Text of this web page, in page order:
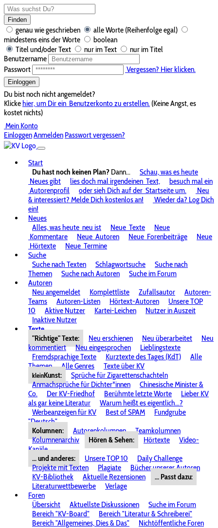
Finden
genau wie geschrieben
alle Worte (Reihenfolge egal)
mindestens eins der Worte
boolean
Titel und/oder Text
nur im Text
nur im Titel
Benutzername
Passwort
Vergessen? Hier klicken.
Einloggen
Du bist noch nicht angemeldet?
Klickehier, um Dir ein Benutzerkonto zu erstellen. (Keine Angst, es
kostet nichts)
Mein Konto
EinloggenAnmelden Passwort vergessen?
Start
Du hast noch keinen Plan? Dann...
Schau, was es heute
Neues gibt
lies doch mal irgendeinen Text,
besuch mal ein
Autorenprofil
oder sieh Dich auf der Startseite um.
Neu
& interessiert? Melde Dich kostenlos an!
Wieder da? Log Dich
ein!
Neues
Alles, was heute neu ist Neue Texte
Neue
Kommentare
Neue Autoren Neue Forenbeiträge
Neue
Hörtexte
Neue Termine
Suche
Suche nach Texten
Schlagwortsuche
Suche nach
Themen
Suche nach Autoren
Suche im Forum
Autoren
Neu angemeldet
Komplettliste Zufallsautor
Autoren-
Teams
Autoren-Listen Hörtext-Autoren
Unsere TOP
10
Aktive Nutzer Kartei-Leichen
Nutzer in Auszeit
Inaktive Nutzer
Texte
"Richtige" Texte:
Neu erschienen Neu überarbeitet
Neu
kommentiert
Neu eingesprochen
Lieblingstexte
Fremdsprachige Texte
Kurztexte des Tages (KdT)
Alle
Themen
Alle Genres Texte über KV
kleinKunst:
Sprüche für Zigarettenschachteln
Anmachsprüche für Dichter*innen
Chinesische Minister &
Co.
Der KV-Friedhof Berühmte letzte Worte
Lieber KV
als gar keine Literatur
Warum heißt es eigentlich...?
Werbeanzeigen für KV
Best of SPAM
Fundgrube
"Deutsch"
Kolumnen:
Autorenkolumnen
Teamkolumnen
Kolumnenarchiv
Hören & Sehen: Hörtexte
Video-
Kanäle
... und anderes:
Unsere TOP 10
Daily Challenge
Projekte mit Texten
Plagiate
Bücher unserer Autoren
KV-Bibliothek
Aktuelle Rezensionen
... Passt dazu:
Literaturwettbewerbe
Verlage
Foren
Übersicht
Aktuellste Diskussionen
Suche im Forum
Bereich "KV-Board"
Bereich "Literatur & Schreiberei"
Bereich "Allgemeines, Dies & Das"
Nichtöffentliche Foren